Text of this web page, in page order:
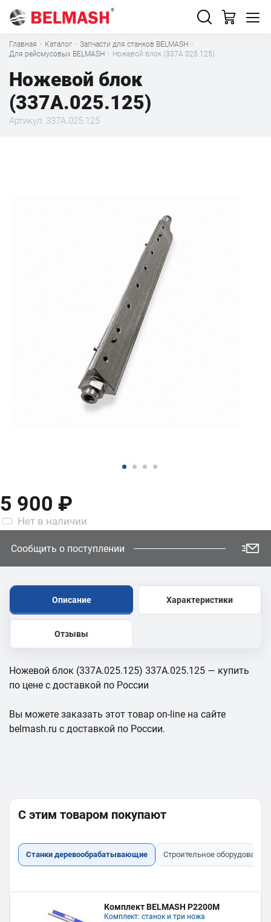
Главная · Каталог · Запчасти для станков BELMASH ·
Для рейсмусовых BELMASH · Ножевой блок (337А.025.125)
Ножевой блок
(337А.025.125)
Артикул: 337А.025.125
5 900 ₽
Нет в наличии
Сообщить о поступлении
Описание Характеристики
Отзывы
Ножевой блок (337А.025.125) 337А.025.125 — купить
по цене с доставкой по России
Вы можете заказать этот товар on-line на сайте
belmash.ru с доставкой по России.
С этим товаром покупают
Станки деревообрабатывающие Строительное оборудование
Комплект BELMASH P2200M
Комплект: станок и три ножа